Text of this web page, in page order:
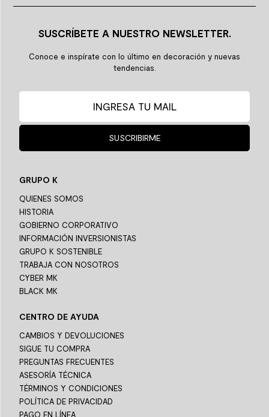
SUSCRÍBETE A NUESTRO NEWSLETTER.
Conoce e inspírate con lo último en decoración y nuevas
tendencias.
SUSCRIBIRME
GRUPO K
QUIENES SOMOS
HISTORIA
GOBIERNO CORPORATIVO
INFORMACIÓN INVERSIONISTAS
GRUPO K SOSTENIBLE
TRABAJA CON NOSOTROS
CYBER MK
BLACK MK
CENTRO DE AYUDA
CAMBIOS Y DEVOLUCIONES
SIGUE TU COMPRA
PREGUNTAS FRECUENTES
ASESORÍA TÉCNICA
TÉRMINOS Y CONDICIONES
POLÍTICA DE PRIVACIDAD
PAGO EN LÍNEA